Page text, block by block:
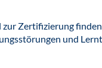
Zertifizierung
und